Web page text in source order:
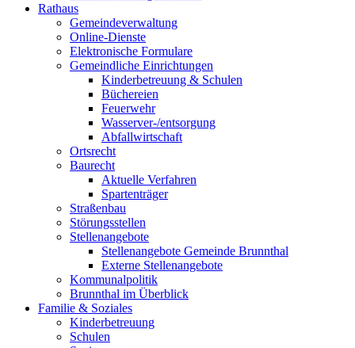
Rathaus
Gemeindeverwaltung
Online-Dienste
Elektronische Formulare
Gemeindliche Einrichtungen
Kinderbetreuung & Schulen
Büchereien
Feuerwehr
Wasserver-/entsorgung
Abfallwirtschaft
Ortsrecht
Baurecht
Aktuelle Verfahren
Spartenträger
Straßenbau
Störungsstellen
Stellenangebote
Stellenangebote Gemeinde Brunnthal
Externe Stellenangebote
Kommunalpolitik
Brunnthal im Überblick
Familie & Soziales
Kinderbetreuung
Schulen